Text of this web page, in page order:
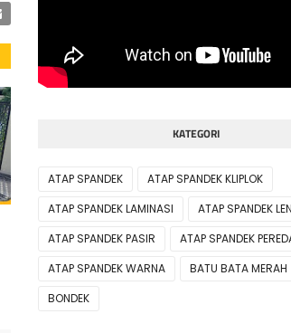
KATEGORI
ATAP SPANDEK
ATAP SPANDEK KLIPLOK
ATAP SPANDEK LAMINASI
ATAP SPANDEK
ATAP SPANDEK PASIR
ATAP SPANDEK
ATAP SPANDEK WARNA
BATU BATA MERAH
BONDEK